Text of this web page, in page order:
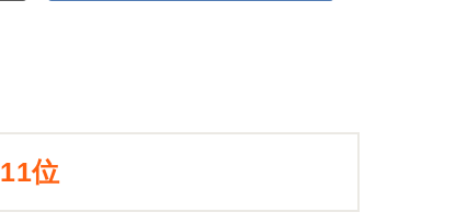
11位